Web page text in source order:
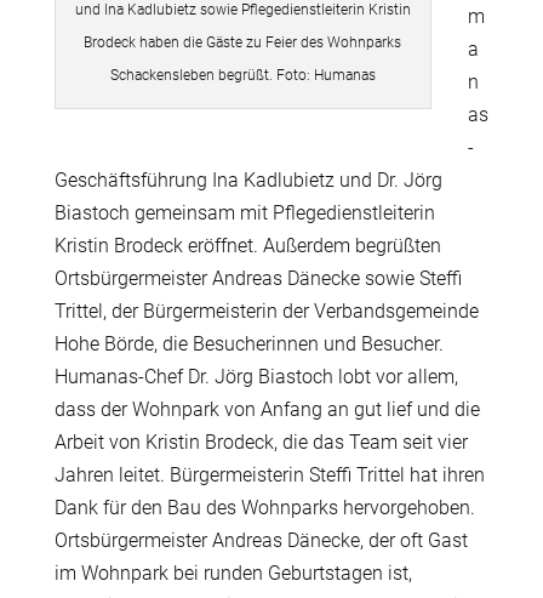
und Ina Kadlubietz sowie Pflegedienstleiterin Kristin
Brodeck haben die Gäste zu Feier des Wohnparks
Schackensleben begrüßt. Foto: Humanas
m
a
n
as
-
Geschäftsführung Ina Kadlubietz und Dr. Jörg
Biastoch gemeinsam mit Pflegedienstleiterin
Kristin Brodeck eröffnet. Außerdem begrüßten
Ortsbürgermeister Andreas Dänecke sowie Steffi
Trittel, der Bürgermeisterin der Verbandsgemeinde
Hohe Börde, die Besucherinnen und Besucher.
Humanas-Chef Dr. Jörg Biastoch lobt vor allem,
dass der Wohnpark von Anfang an gut lief und die
Arbeit von Kristin Brodeck, die das Team seit vier
Jahren leitet. Bürgermeisterin Steffi Trittel hat ihren
Dank für den Bau des Wohnparks hervorgehoben.
Ortsbürgermeister Andreas Dänecke, der oft Gast
im Wohnpark bei runden Geburtstagen ist,